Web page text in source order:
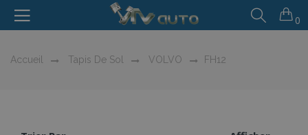
0
Accueil Tapis De Sol VOLVO FH12